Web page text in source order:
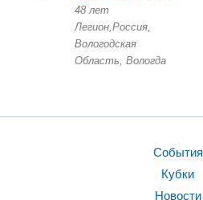
48 лет
Легион,Россия,
Вологодская
Область, Вологда
События
Кубки
Новости